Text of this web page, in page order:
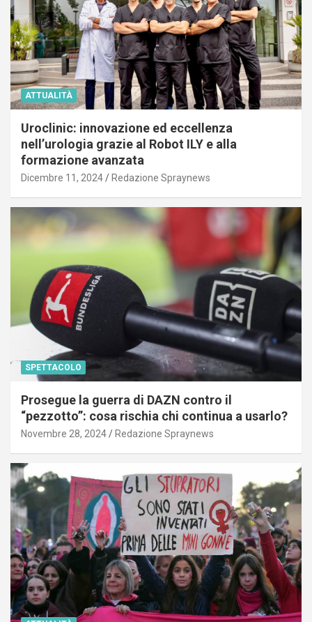
ATTUALITÀ
Uroclinic: innovazione ed eccellenza
nell’urologia grazie al Robot ILY e alla
formazione avanzata
Dicembre 11, 2024 Redazione Spraynews
SPETTACOLO
Prosegue la guerra di DAZN contro il
“pezzotto”: cosa rischia chi continua a usarlo?
Novembre 28, 2024 Redazione Spraynews